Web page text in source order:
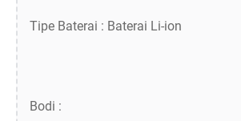
Tipe Baterai : Baterai Li-ion
Bodi :